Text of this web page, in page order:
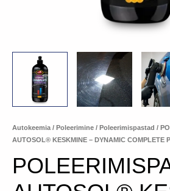
Autokeemia / Poleerimine / Poleerimispastad /
AUTOSOL® KESKMINE – DYNAMIC COMPLETE